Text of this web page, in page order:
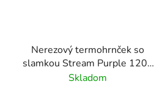
Nerezový termohrnček so
slamkou Stream Purple 1200
ml
Skladom